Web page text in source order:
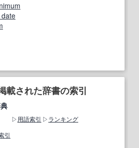
載された辞書の索引
用語索引
ランキング
引